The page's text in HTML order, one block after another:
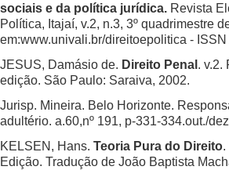
sociais e da política jurídica. Revista
Política, Itajaí, v.2, n.3, 3º quadrimestre
em:www.univali.br/direitoepolitica -
JESUS, Damásio de. Direito Penal . v.2.
edição. São Paulo: Saraiva, 2002.
Jurisp. Mineira. Belo Horizonte.
adultério. a.60,nº 191, p-331-334.out./
KELSEN, Hans. Teoria Pura do Direito.
Edição. Tradução de João Baptista